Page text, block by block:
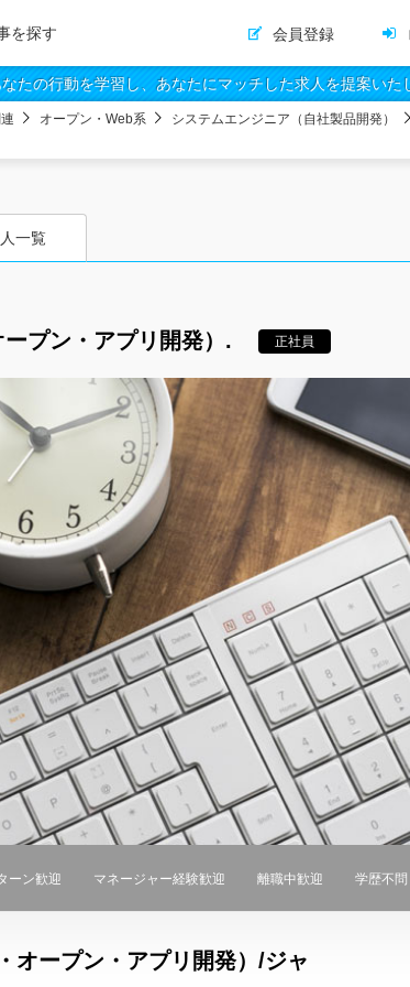
を探す 会員登録
たの行動を学習し、あなたにマッチした求人を提案いた
オープン・Web系
システムエンジニア（自社製品開発）
一覧
ープン・アプリ開発）. 正社員
ーン歓迎 マネージャー経験歓迎 離職中歓迎 学歴不問
オープン・アプリ開発）/ジャ